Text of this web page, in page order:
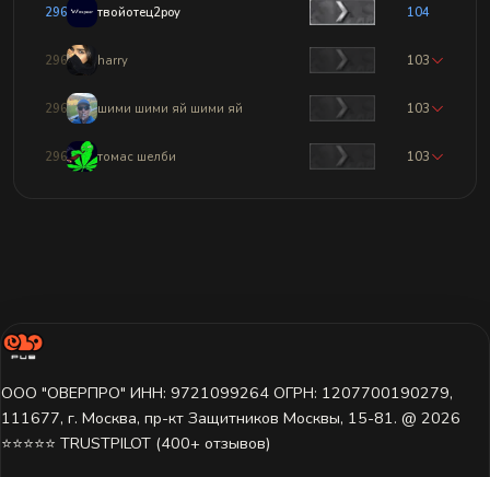
2960 твойотец2poy 104
2961 harry 103
2962 шими шими яй шими яй 103
2963 томас шелби 103
ООО "ОВЕРПРО" ИНН: 9721099264 ОГРН: 1207700190279,
111677, г. Москва, пр-кт Защитников Москвы, 15-81. @ 2026 ㅤ
⭐⭐⭐⭐⭐ TRUSTPILOT (400+ отзывов)